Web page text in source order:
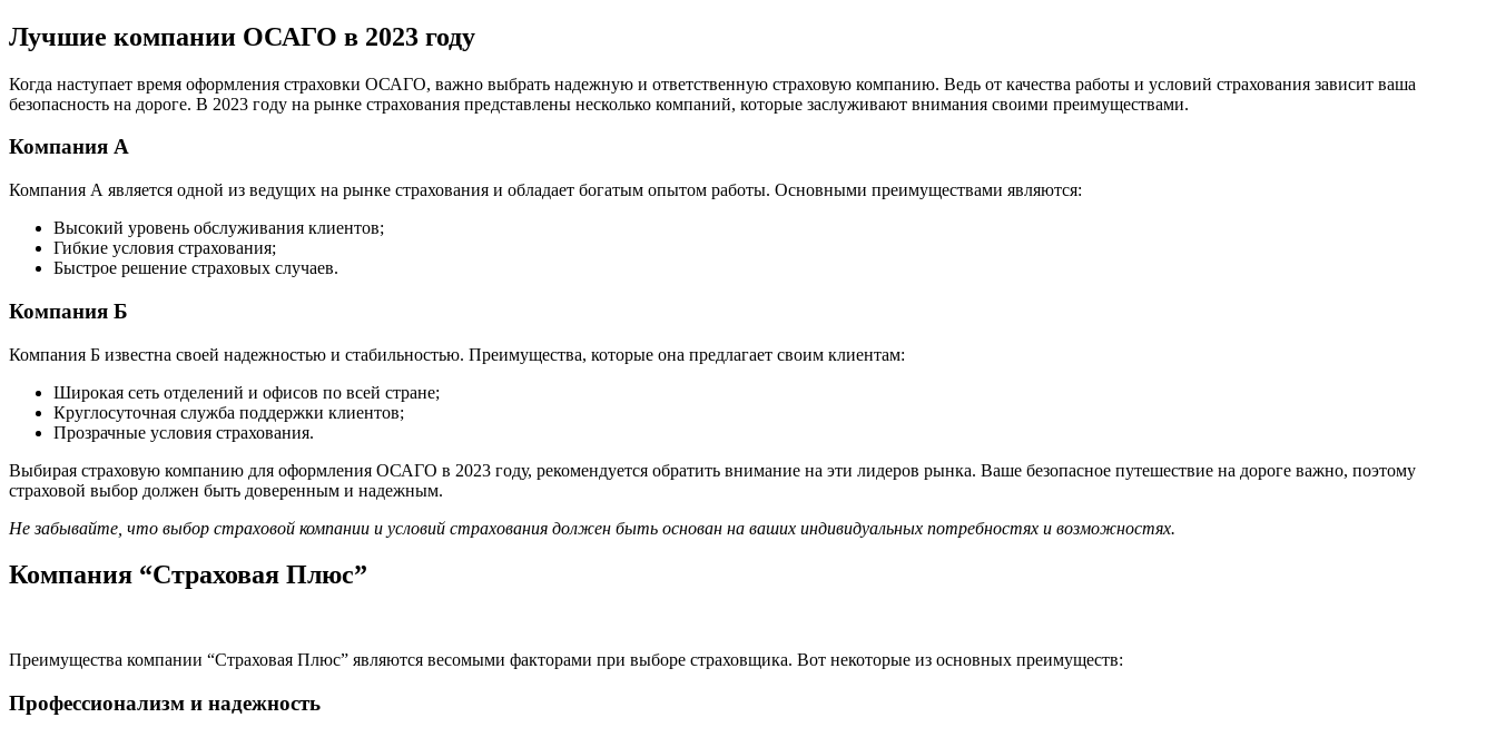
Лучшие компании ОСАГО в 2023 году
Когда наступает время оформления страховки ОСАГО, важно выбрать надежную и ответственную страховую компанию. Ведь от качества работы и условий страхования зависит ваша
безопасность на дороге. В 2023 году на рынке страхования представлены несколько компаний, которые заслуживают внимания своими преимуществами.
Компания А
Компания А является одной из ведущих на рынке страхования и обладает богатым опытом работы. Основными преимуществами являются:
Высокий уровень обслуживания клиентов;
Гибкие условия страхования;
Быстрое решение страховых случаев.
Компания Б
Компания Б известна своей надежностью и стабильностью. Преимущества, которые она предлагает своим клиентам:
Широкая сеть отделений и офисов по всей стране;
Круглосуточная служба поддержки клиентов;
Прозрачные условия страхования.
Выбирая страховую компанию для оформления ОСАГО в 2023 году, рекомендуется обратить внимание на эти лидеров рынка. Ваше безопасное путешествие на дороге важно, поэтому
страховой выбор должен быть доверенным и надежным.
Не забывайте, что выбор страховой компании и условий страхования должен быть основан на ваших индивидуальных потребностях и возможностях.
Компания “Страховая Плюс”
Преимущества компании “Страховая Плюс” являются весомыми факторами при выборе страховщика. Вот некоторые из основных преимуществ:
Профессионализм и надежность